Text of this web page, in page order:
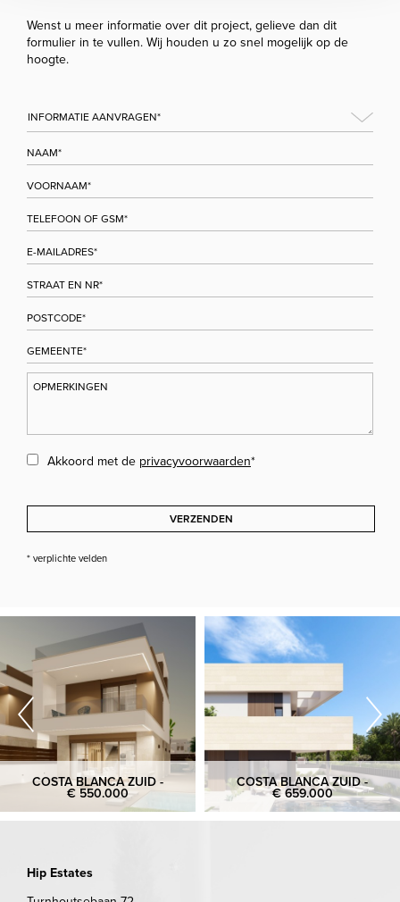
Wenst u meer informatie over dit project, gelieve dan dit
formulier in te vullen. Wij houden u zo snel mogelijk op de
hoogte.
Akkoord met de privacyvoorwaarden*
VERZENDEN
* verplichte velden
COSTA BLANCA ZUID -
€ 550.000
COSTA BLANCA ZUID -
€ 659.000
Hip Estates